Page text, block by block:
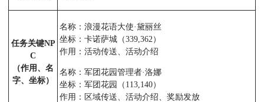
任务关键NP
C
（作用、名
字、坐标）
名称：浪漫花语大使·黛丽丝
坐标：卡诺萨城（339,362）
作用：活动传送、活动介绍
名称：军团花园管理者·洛娜
坐标：军团花园（113,140）
作用：区域传送、活动介绍、奖励发放